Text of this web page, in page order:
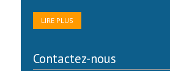
LIRE PLUS
Contactez-nous